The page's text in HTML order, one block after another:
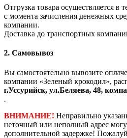
Отгрузка товара осуществляется в
с момента зачисления денежных
компании.
Доставка до транспортных
2. Самовывоз
Вы самостоятельно вывозите
компании «Зеленый крокодил»,
г.Уссурийск, ул.Беляева, 48,
.
ВНИМАНИЕ! Неправильно
неточный или неполный адрес
дополнительной задержке!